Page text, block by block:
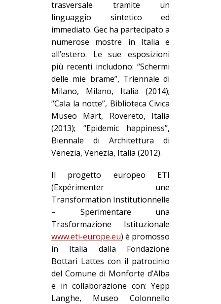
trasversale tramite un
linguaggio sintetico ed
immediato. Gec ha partecipato a
numerose mostre in Italia e
all’estero. Le sue esposizioni
più recenti includono: “Schermi
delle mie brame”, Triennale di
Milano, Milano, Italia (2014);
“Cala la notte”, Biblioteca Civica
Museo Mart, Rovereto, Italia
(2013); “Epidemic happiness”,
Biennale di Architettura di
Venezia, Venezia, Italia (2012).
Il progetto europeo ETI
(Expérimenter une
Transformation Institutionnelle
– Sperimentare una
Trasformazione Istituzionale
www.eti-europe.eu) è promosso
in Italia dalla Fondazione
Bottari Lattes con il patrocinio
del Comune di Monforte d’Alba
e in collaborazione con: Yepp
Langhe,
Museo Colonnello